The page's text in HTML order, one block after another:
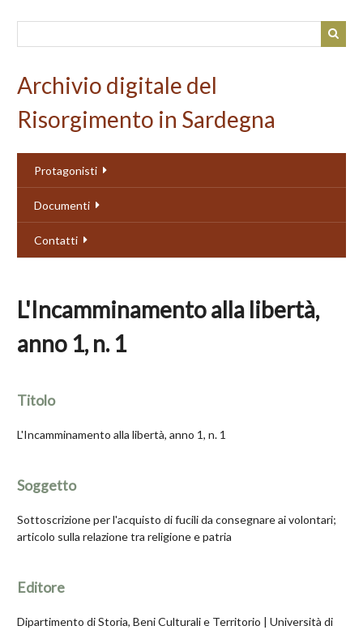
Archivio digitale del
Risorgimento in Sardegna
Protagonisti
Documenti
Contatti
L'Incamminamento alla libertà,
anno 1, n. 1
Titolo
L'Incamminamento alla libertà, anno 1, n. 1
Soggetto
Sottoscrizione per l'acquisto di fucili da consegnare ai volontari;
articolo sulla relazione tra religione e patria
Editore
Dipartimento di Storia, Beni Culturali e Territorio | Università di